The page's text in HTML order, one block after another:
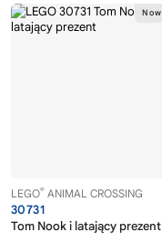
LEGO® ANIMAL CROSSING
30731
Tom Nook i latający prezent